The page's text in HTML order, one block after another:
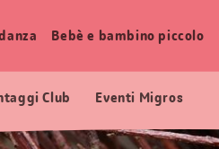
Bebè e bambino piccolo
Club Eventi Migros